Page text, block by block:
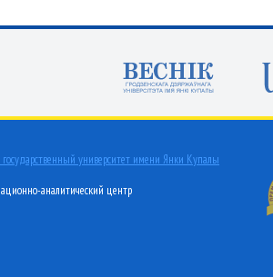
государственный университет имени Янки Купалы
аналитический центр